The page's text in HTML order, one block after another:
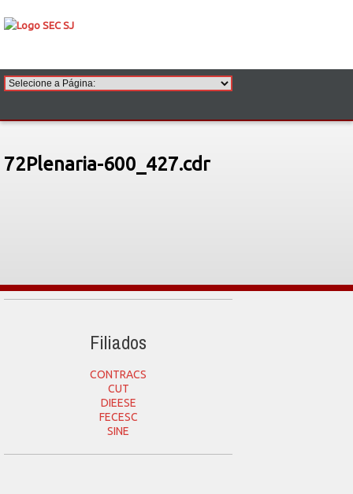
72Plenaria-600_427.cdr
Filiados
CONTRACS
CUT
DIEESE
FECESC
SINE